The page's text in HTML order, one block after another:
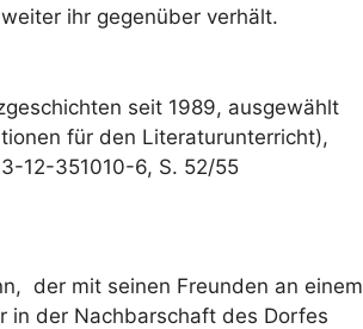
ihr gegenüber verhält.
seit 1989, ausgewählt
für den Literaturunterricht),
12-351010-6, S. 52/55
der mit seinen Freunden an einem
in der Nachbarschaft des Dorfes